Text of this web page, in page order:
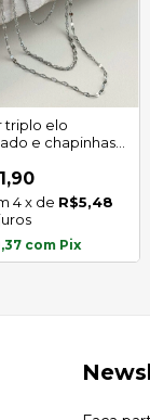
triplo elo
e chapinhas
4 x de R$5,48
com Pix